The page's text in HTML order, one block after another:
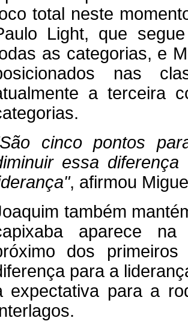
total neste
Light, que
as categorias, e
nas
a terceira
cinco pontos
essa
, afirmou
também
aparece
dos
para a
expectativa para a